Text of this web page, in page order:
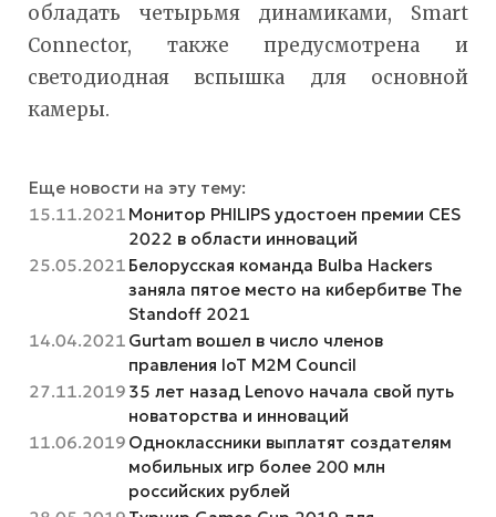
обладать четырьмя динамиками, Smart
Connector, также предусмотрена и
светодиодная вспышка для основной
камеры.
Еще новости на эту тему:
15.11.2021 Монитор PHILIPS удостоен премии CES
2022 в области инноваций
25.05.2021 Белорусская команда Bulba Hackers
заняла пятое место на кибербитве The
Standoff 2021
14.04.2021 Gurtam вошел в число членов
правления IoT M2M Council
27.11.2019 35 лет назад Lenovo начала свой путь
новаторства и инноваций
11.06.2019 Одноклассники выплатят создателям
мобильных игр более 200 млн
российских рублей